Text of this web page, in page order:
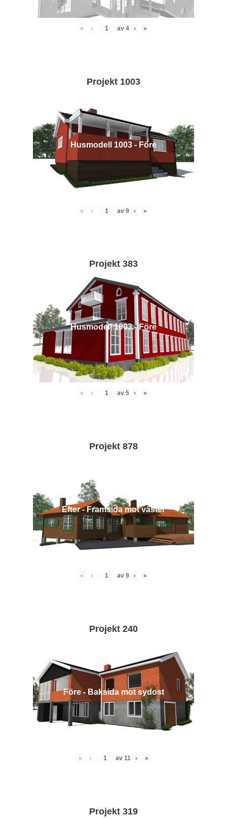
« ‹ av 4 › »
Projekt 1003
Husmodell 1003 - Före
« ‹ av 9 › »
Projekt 383
Husmodell 1003 - Före
« ‹ av 5 › »
Projekt 878
Efter - Framsida mot väster
« ‹ av 9 › »
Projekt 240
Före - Baksida mot sydost
« ‹ av 11 › »
Projekt 319